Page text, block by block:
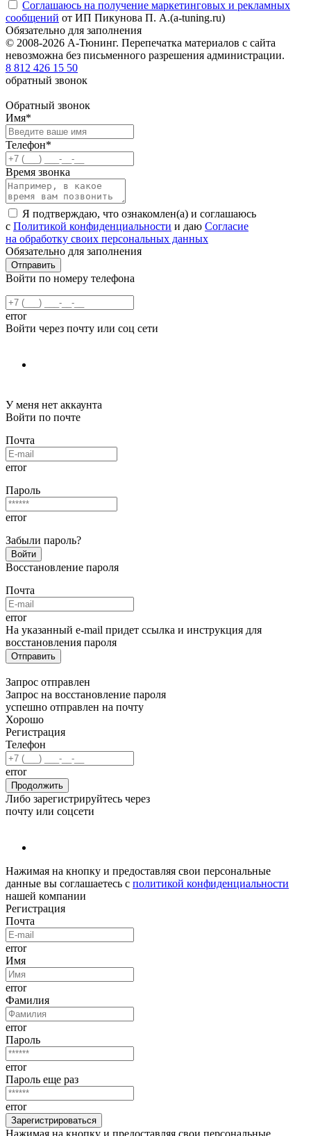
Cоглашаюсь на получение маркетинговых и рекламных
сообщений от ИП Пикунова П. А.(a-tuning.ru)
Обязательно для заполнения
© 2008-2026 А-Тюнинг. Перепечатка материалов с сайта
невозможна без письменного разрешения администрации.
8 812 426 15 50
обратный звонок
Обратный звонок
Имя*
Телефон*
Время звонка
Я подтверждаю, что ознакомлен(а) и соглашаюсь
с Политикой конфиденциальности и даю Согласие
на обработку своих персональных данных
Обязательно для заполнения
Войти по номеру телефона
error
Войти через почту или соц сети
У меня нет аккаунта
Войти по почте
Почта
error
Пароль
error
Забыли пароль?
Восстановление пароля
Почта
error
На указанный e-mail придет ссылка и инструкция для
восстановления пароля
Запрос отправлен
Запрос на восстановление пароля
успешно отправлен на почту
Хорошо
Регистрация
Телефон
error
Либо зарегистрируйтесь через
почту или соцсети
Нажимая на кнопку и предоставляя свои персональные
данные вы соглашаетесь с политикой конфиденциальности
нашей компании
Регистрация
Почта
error
Имя
error
Фамилия
error
Пароль
error
Пароль еще раз
error